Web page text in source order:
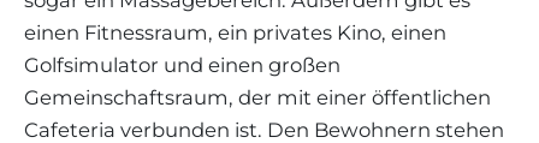
einen Fitnessraum, ein privates Kino, einen
Golfsimulator und einen großen
Gemeinschaftsraum, der mit einer öffentlichen
Cafeteria verbunden ist. Den Bewohnern stehen